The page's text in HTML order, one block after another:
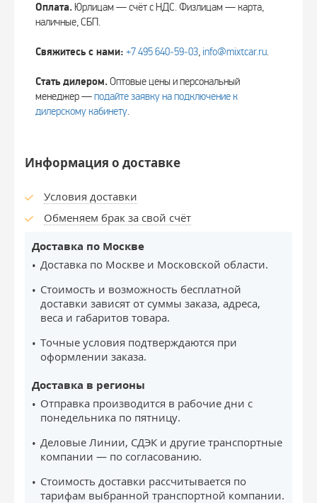
Оплата. Юрлицам — счёт с НДС. Физлицам — карта,
наличные, СБП.
Свяжитесь с нами: +7 495 640‑59‑03, info@mixtcar.ru.
Стать дилером.Оптовые цены и персональный
менеджер —подайте заявку на подключение к
дилерскому кабинету.
Информация о доставке
Условия доставки
Обменяем брак за свой счёт
Доставка по Москве
Доставка по Москве и Московской области.
Стоимость и возможность бесплатной
доставки зависят от суммы заказа, адреса,
веса и габаритов товара.
Точные условия подтверждаются при
оформлении заказа.
Доставка в регионы
Отправка производится в рабочие дни с
понедельника по пятницу.
Деловые Линии, СДЭК и другие транспортные
компании — по согласованию.
Стоимость доставки рассчитывается по
тарифам выбранной транспортной компании.